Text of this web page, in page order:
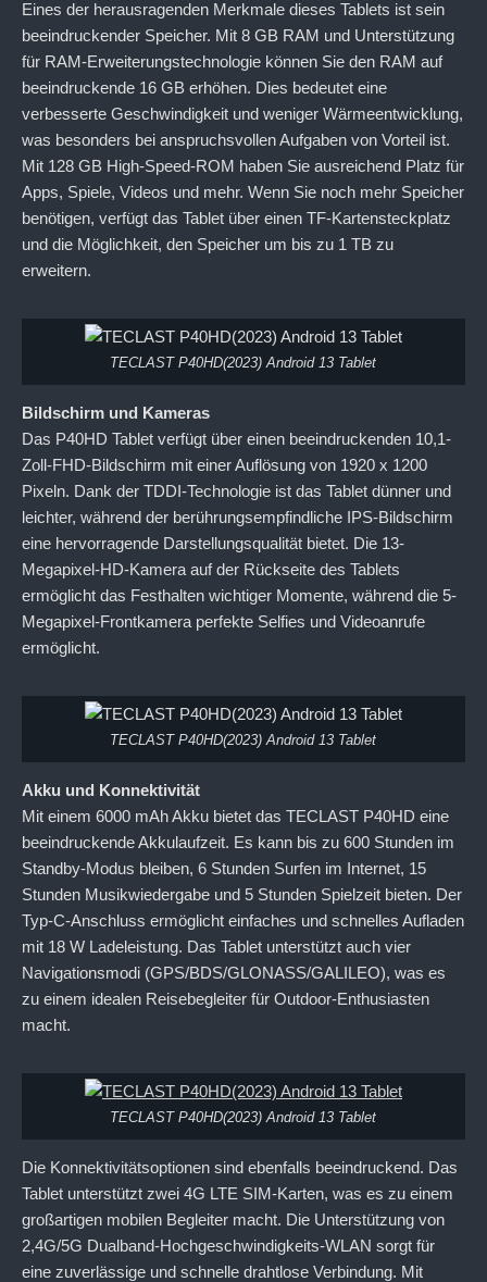
Eines der herausragenden Merkmale dieses Tablets ist sein
beeindruckender Speicher. Mit 8 GB RAM und Unterstützung
für RAM-Erweiterungstechnologie können Sie den RAM auf
beeindruckende 16 GB erhöhen. Dies bedeutet eine
verbesserte Geschwindigkeit und weniger Wärmeentwicklung,
was besonders bei anspruchsvollen Aufgaben von Vorteil ist.
Mit 128 GB High-Speed-ROM haben Sie ausreichend Platz für
Apps, Spiele, Videos und mehr. Wenn Sie noch mehr Speicher
benötigen, verfügt das Tablet über einen TF-Kartensteckplatz
und die Möglichkeit, den Speicher um bis zu 1 TB zu
erweitern.
TECLAST P40HD(2023) Android 13 Tablet
Bildschirm und Kameras
Das P40HD Tablet verfügt über einen beeindruckenden 10,1-
Zoll-FHD-Bildschirm mit einer Auflösung von 1920 x 1200
Pixeln. Dank der TDDI-Technologie ist das Tablet dünner und
leichter, während der berührungsempfindliche IPS-Bildschirm
eine hervorragende Darstellungsqualität bietet. Die 13-
Megapixel-HD-Kamera auf der Rückseite des Tablets
ermöglicht das Festhalten wichtiger Momente, während die 5-
Megapixel-Frontkamera perfekte Selfies und Videoanrufe
ermöglicht.
TECLAST P40HD(2023) Android 13 Tablet
Akku und Konnektivität
Mit einem 6000 mAh Akku bietet das TECLAST P40HD eine
beeindruckende Akkulaufzeit. Es kann bis zu 600 Stunden im
Standby-Modus bleiben, 6 Stunden Surfen im Internet, 15
Stunden Musikwiedergabe und 5 Stunden Spielzeit bieten. Der
Typ-C-Anschluss ermöglicht einfaches und schnelles Aufladen
mit 18 W Ladeleistung. Das Tablet unterstützt auch vier
Navigationsmodi (GPS/BDS/GLONASS/GALILEO), was es
zu einem idealen Reisebegleiter für Outdoor-Enthusiasten
macht.
TECLAST P40HD(2023) Android 13 Tablet
Die Konnektivitätsoptionen sind ebenfalls beeindruckend. Das
Tablet unterstützt zwei 4G LTE SIM-Karten, was es zu einem
großartigen mobilen Begleiter macht. Die Unterstützung von
2,4G/5G Dualband-Hochgeschwindigkeits-WLAN sorgt für
eine zuverlässige und schnelle drahtlose Verbindung. Mit